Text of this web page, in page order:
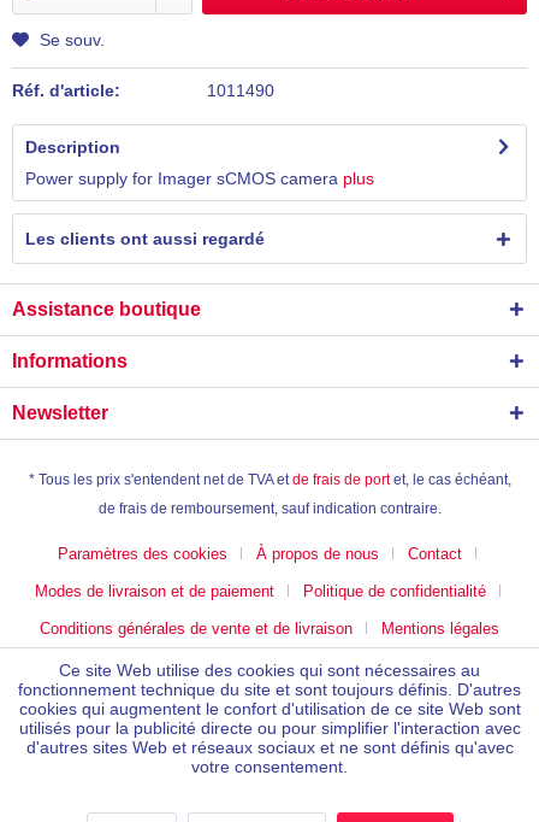
Se souv.
Réf. d'article: 1011490
Description
Power supply for Imager sCMOS camera plus
Les clients ont aussi regardé
Assistance boutique
Informations
Newsletter
* Tous les prix s'entendent net de TVA etde frais de portet, le cas échéant,
de frais de remboursement, sauf indication contraire.
Paramètres des cookies À propos de nous Contact
Modes de livraison et de paiement Politique de confidentialité
Conditions générales de vente et de livraison Mentions légales
Ce site Web utilise des cookies qui sont nécessaires au
fonctionnement technique du site et sont toujours définis. D'autres
cookies qui augmentent le confort d'utilisation de ce site Web sont
utilisés pour la publicité directe ou pour simplifier l'interaction avec
d'autres sites Web et réseaux sociaux et ne sont définis qu'avec
votre consentement.